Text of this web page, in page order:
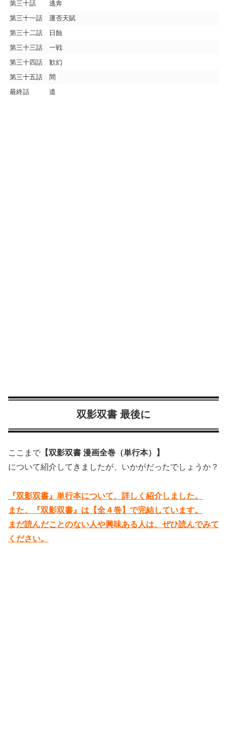
第三十話 逃奔
第三十一話 運否天賦
第三十二話 日蝕
第三十三話 一戦
第三十四話 歓幻
第三十五話 間
最終話 道
双影双書 最後に
ここまで 【双影双書 漫画全巻（単行本）】
について紹介してきましたが、いかがだったでしょうか？
『双影双書』単行本について、詳しく紹介しました。
また、『双影双書』は【全４巻】で完結しています。
まだ読んだことのない人や興味ある人は、ぜひ読んでみて
ください。